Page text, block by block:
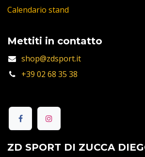
Calendario stand
Mettiti in contatto
shop@zdsport.it
+39 02 68 35 38
ZD SPORT DI ZUCCA